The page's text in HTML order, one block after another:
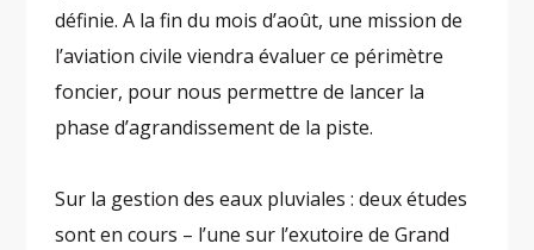
définie. A la fin du mois d’août, une mission de
l’aviation civile viendra évaluer ce périmètre
foncier, pour nous permettre de lancer la
phase d’agrandissement de la piste.
Sur la gestion des eaux pluviales : deux études
sont en cours – l’une sur l’exutoire de Grand